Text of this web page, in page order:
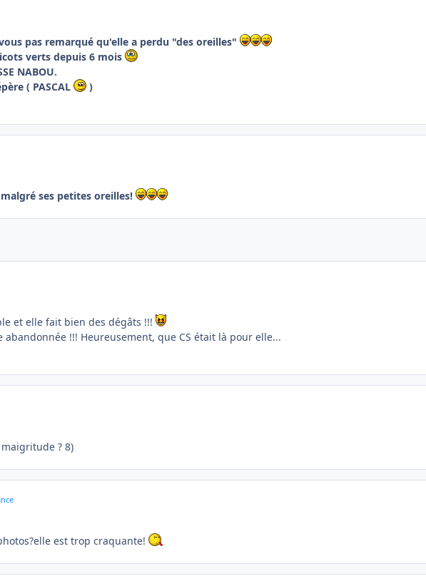
pas remarqué qu'elle a perdu "des oreilles"
verts depuis 6 mois
NABOU.
( PASCAL
)
ses petites oreilles!
et elle fait bien des dégâts !!!
abandonnée !!! Heureusement, que CS était là pour elle...
? 8)
est trop craquante!